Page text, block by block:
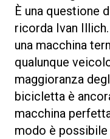
È una questione
ricorda Ivan
una macchina
qualunque
maggioranza
bicicletta è
macchina
modo è